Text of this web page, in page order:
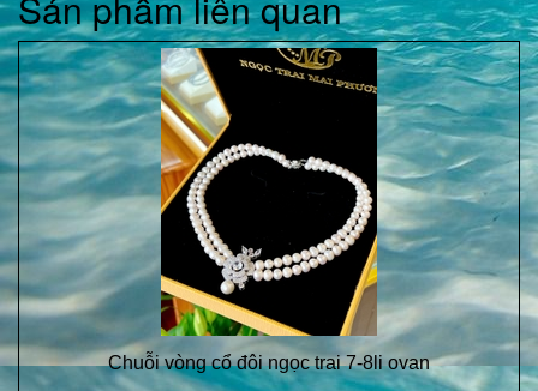
Chuỗi vòng cổ đôi ngọc trai 7-8li ovan